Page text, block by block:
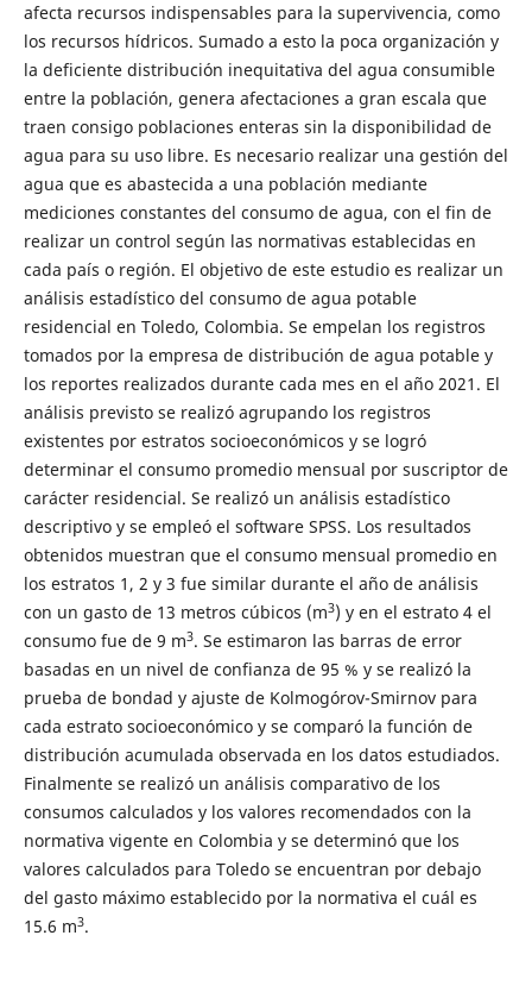
afecta recursos indispensables para la supervivencia, como
los recursos hídricos. Sumado a esto la poca organización y
la deficiente distribución inequitativa del agua consumible
entre la población, genera afectaciones a gran escala que
traen consigo poblaciones enteras sin la disponibilidad de
agua para su uso libre. Es necesario realizar una gestión del
agua que es abastecida a una población mediante
mediciones constantes del consumo de agua, con el fin de
realizar un control según las normativas establecidas en
cada país o región. El objetivo de este estudio es realizar un
análisis estadístico del consumo de agua potable
residencial en Toledo, Colombia. Se empelan los registros
tomados por la empresa de distribución de agua potable y
los reportes realizados durante cada mes en el año 2021. El
análisis previsto se realizó agrupando los registros
existentes por estratos socioeconómicos y se logró
determinar el consumo promedio mensual por suscriptor de
carácter residencial. Se realizó un análisis estadístico
descriptivo y se empleó el software SPSS. Los resultados
obtenidos muestran que el consumo mensual promedio en
los estratos 1, 2 y 3 fue similar durante el año de análisis
con un gasto de 13 metros cúbicos (m3) y en el estrato 4 el
consumo fue de 9 m3. Se estimaron las barras de error
basadas en un nivel de confianza de 95 % y se realizó la
prueba de bondad y ajuste de Kolmogórov-Smirnov para
cada estrato socioeconómico y se comparó la función de
distribución acumulada observada en los datos estudiados.
Finalmente se realizó un análisis comparativo de los
consumos calculados y los valores recomendados con la
normativa vigente en Colombia y se determinó que los
valores calculados para Toledo se encuentran por debajo
del gasto máximo establecido por la normativa el cuál es
15.6 m3.